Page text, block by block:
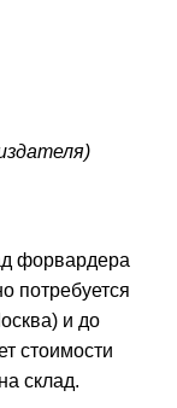
форвардера
потребуется
и до
стоимости
склад.